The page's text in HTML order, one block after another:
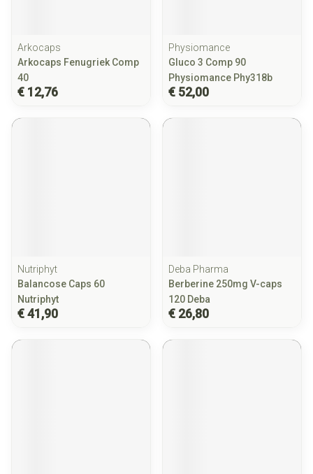
Arkocaps
Arkocaps Fenugriek Comp
40
€ 12,76
Physiomance
Gluco 3 Comp 90
Physiomance Phy318b
€ 52,00
Nutriphyt
Balancose Caps 60
Nutriphyt
€ 41,90
Deba Pharma
Berberine 250mg V-caps
120 Deba
€ 26,80